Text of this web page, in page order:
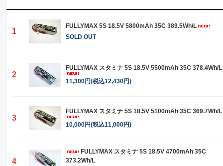
1
FULLYMAX 5S 18.5V 5800mAh 35C 389.5Wh/L
SOLD OUT
2
FULLYMAX スタミナ 5S 18.5V 5500mAh 35C 378.4Wh/L
11,300円(税込12,430円)
3
FULLYMAX スタミナ 5S 18.5V 5100mAh 35C 369.7Wh/L
10,000円(税込11,000円)
4
FULLYMAX スタミナ 5S 18.5V 4700mAh 35C
373.2Wh/L